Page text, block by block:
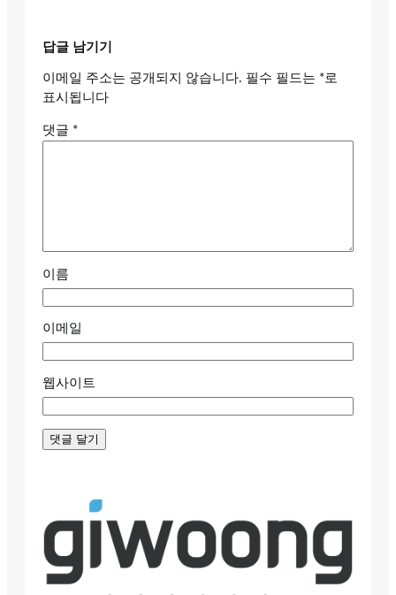
답글 남기기
이메일 주소는 공개되지 않습니다. 필수 필드는 *로
표시됩니다
댓글 *
이름
이메일
웹사이트